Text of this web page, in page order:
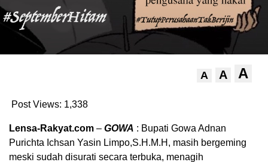
A A A
Post Views: 1,338
Lensa-Rakyat.com – GOWA : Bupati Gowa Adnan
Purichta Ichsan Yasin Limpo,S.H.M.H, masih bergeming
meski sudah disurati secara terbuka, menagih